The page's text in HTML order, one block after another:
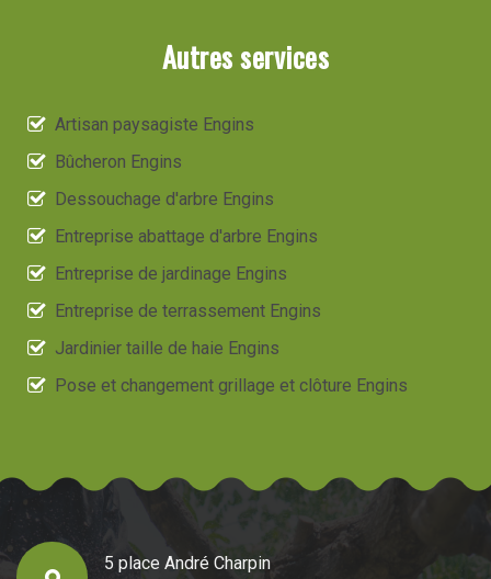
Autres services
Artisan paysagiste Engins
Bûcheron Engins
Dessouchage d'arbre Engins
Entreprise abattage d'arbre Engins
Entreprise de jardinage Engins
Entreprise de terrassement Engins
Jardinier taille de haie Engins
Pose et changement grillage et clôture Engins
5 place André Charpin